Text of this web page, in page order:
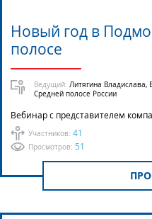
Участников: 41
Просмотров: 51
Новый год в
полосе
Ведущий: Литягина
Средней полосе России
Вебинар с представителем